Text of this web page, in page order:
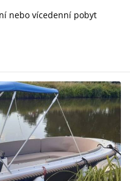
nebo vícedenní pobyt